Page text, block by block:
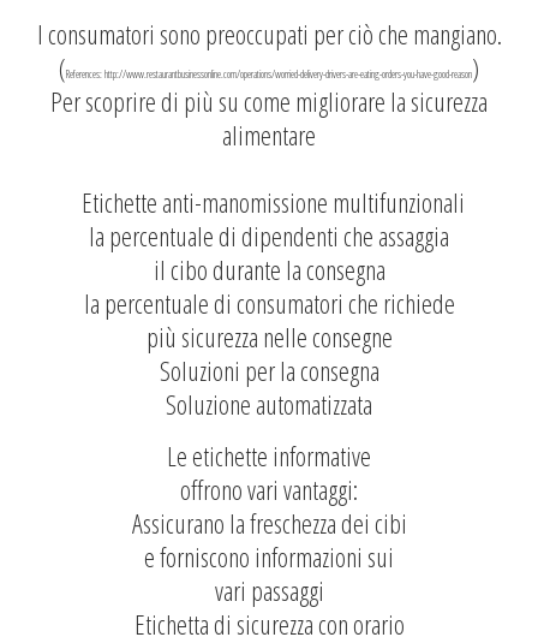
I consumatori sono preoccupati per ciò che mangiano.
(References: http://www.restaurantbusinessonline.com/operations/worried-delivery-drivers-are-eating-orders-you-have-good-reason)
Per scoprire di più su come migliorare la sicurezza
alimentare
Etichette anti-manomissione multifunzionali
la percentuale di dipendenti che assaggia
il cibo durante la consegna
la percentuale di consumatori che richiede
più sicurezza nelle consegne
Soluzioni per la consegna
Soluzione automatizzata
Le etichette informative
offrono vari vantaggi:
Assicurano la freschezza dei cibi
e forniscono informazioni sui
vari passaggi
Etichetta di sicurezza con orario